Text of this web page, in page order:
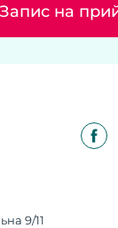
Запис на
9/11